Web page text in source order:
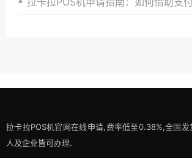
拉卡拉POS机官网在线申请,费率低至0.38%,全国
人及企业皆可办理.